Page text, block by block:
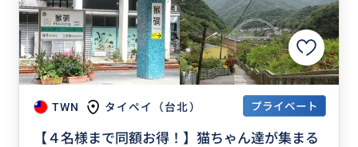
TWN タイペイ（台北） プライベート
【４名様まで同額お得！】猫ちゃん達が集まる